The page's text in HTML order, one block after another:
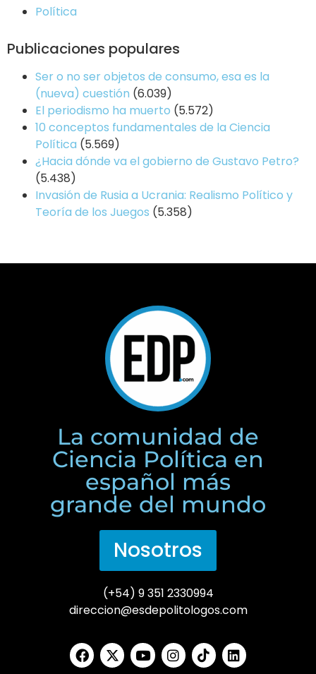
Política
Publicaciones populares
Ser o no ser objetos de consumo, esa es la
(nueva) cuestión (6.039)
El periodismo ha muerto (5.572)
10 conceptos fundamentales de la Ciencia
Política (5.569)
¿Hacia dónde va el gobierno de Gustavo Petro?
(5.438)
Invasión de Rusia a Ucrania: Realismo Político y
Teoría de los Juegos (5.358)
La comunidad de
Ciencia Política en
español más
grande del mundo
Nosotros
(+54) 9 351 2330994
direccion@esdepolitologos.com